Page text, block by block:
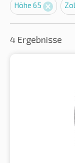
Höhe 65
4 Ergebnisse